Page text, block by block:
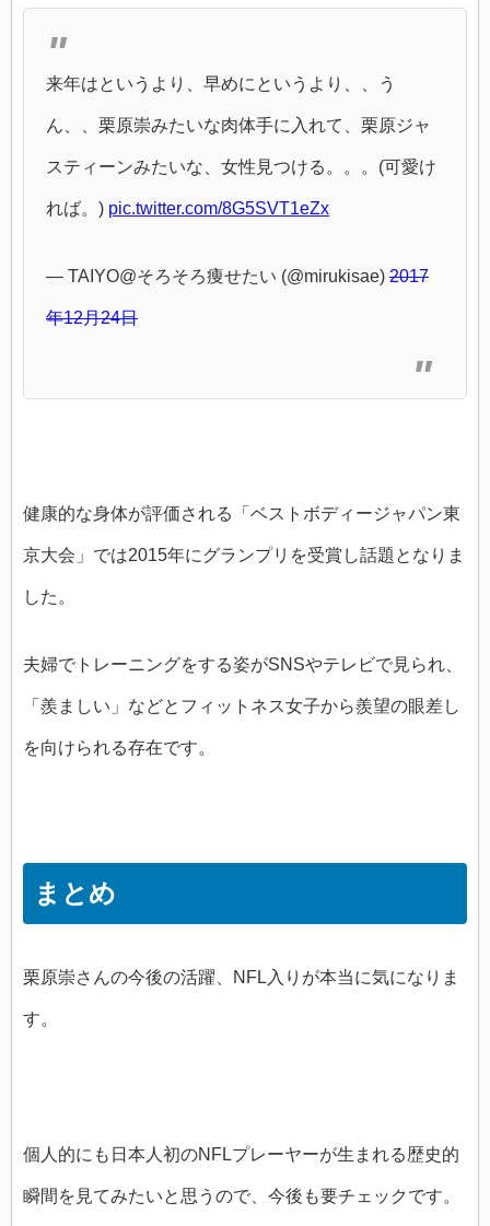
来年はというより、早めにというより、、う
ん、、栗原崇みたいな肉体手に入れて、栗原ジャ
スティーンみたいな、女性見つける。。。(可愛け
れば。) pic.twitter.com/8G5SVT1eZx
— TAIYO@そろそろ痩せたい (@mirukisae) 2017
年12月24日
健康的な身体が評価される「ベストボディージャパン東
京大会」では2015年にグランプリを受賞し話題となりま
した。
夫婦でトレーニングをする姿がSNSやテレビで見られ、
「羨ましい」などとフィットネス女子から羨望の眼差し
を向けられる存在です。
まとめ
栗原崇さんの今後の活躍、NFL入りが本当に気になりま
す。
個人的にも日本人初のNFLプレーヤーが生まれる歴史的
瞬間を見てみたいと思うので、今後も要チェックです。